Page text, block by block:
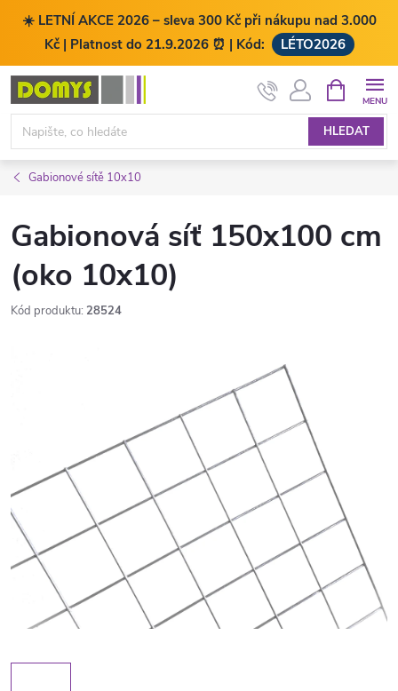
☀️ LETNÍ AKCE 2026 – sleva 300 Kč při nákupu nad 3.000
Kč | Platnost do 21.9.2026 ⏰ | Kód:
LÉTO2026
Přejít
obsah
HLEDAT
NÁKUPNÍ
KOŠÍK
Gabionové sítě 10x10
Gabionová síť 150x100 cm
(oko 10x10)
Kód produktu: 28524